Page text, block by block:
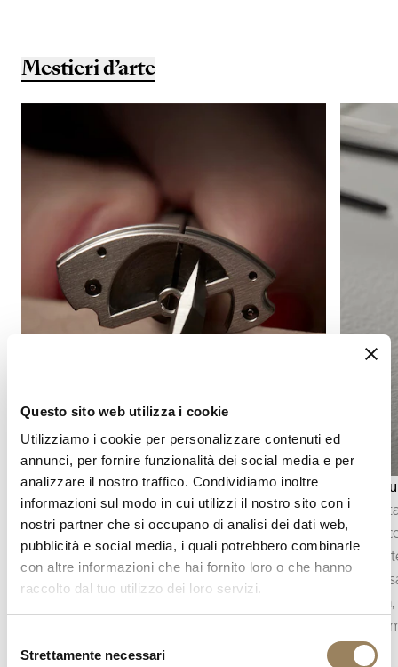
Questo sito web utilizza i cookie
Utilizziamo i cookie per personalizzare contenuti ed
annunci, per fornire funzionalità dei social media e per
analizzare il nostro traffico. Condividiamo inoltre
informazioni sul modo in cui utilizzi il nostro sito con i
nostri partner che si occupano di analisi dei dati web,
pubblicità e social media, i quali potrebbero combinarle
con altre informazioni che hai fornito loro o che hanno
raccolto dal tuo utilizzo dei loro servizi.
delStrettamente necessari
Mestieri d’arte
Anglage
L’anglage consiste nello smussare e poi lucidare
gli spigoli dei componenti del movimento.
Questa finitura sottolinea i contorni delle parti,
cattura la luce e rivela la precisione del lavoro
La
poi
fino a
Questo